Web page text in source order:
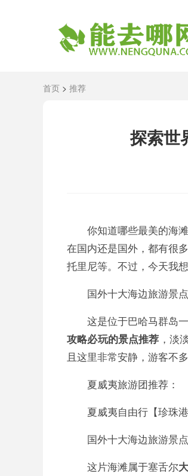
首页 > 推荐
探索世
你知道哪些最美的海
在国内还是国外，都有很
托里尼等。不过，今天我
国外十大海边旅游景
这是位于巴哈马群岛
攻略必玩的景点推荐 ，淡
且这里非常安静，游客不
夏威夷旅游团推荐：
夏威夷自由行【珍珠
国外十大海边旅游景
这片海滩属于塞舌尔